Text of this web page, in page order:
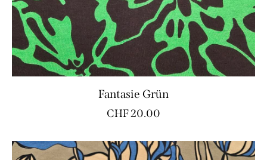
Fantasie Grün
CHF20.00